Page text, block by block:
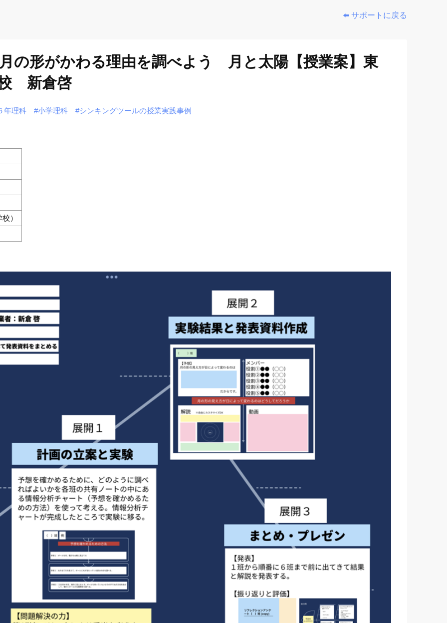
⬅️ サポートに戻る
形がかわる理由を調べよう 月と太陽【授業案】東
校 新倉啓
年理科 #小学理科 #シンキングツールの授業実践事例
）